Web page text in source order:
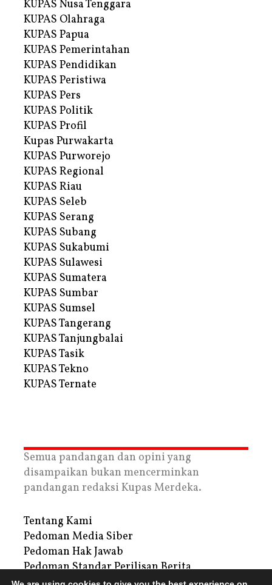
KUPAS Nusa Tenggara
KUPAS Olahraga
KUPAS Papua
KUPAS Pemerintahan
KUPAS Pendidikan
KUPAS Peristiwa
KUPAS Pers
KUPAS Politik
KUPAS Profil
Kupas Purwakarta
KUPAS Purworejo
KUPAS Regional
KUPAS Riau
KUPAS Seleb
KUPAS Serang
KUPAS Subang
KUPAS Sukabumi
KUPAS Sulawesi
KUPAS Sumatera
KUPAS Sumbar
KUPAS Sumsel
KUPAS Tangerang
KUPAS Tanjungbalai
KUPAS Tasik
KUPAS Tekno
KUPAS Ternate
Semua pandangan dan opini yang
disampaikan bukan mencerminkan
pandangan redaksi Kupas Merdeka.
Tentang Kami
Pedoman Media Siber
Pedoman Hak Jawab
Pedoman Standar Perilisan Berita